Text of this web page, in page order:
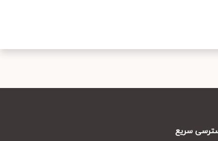
سریع